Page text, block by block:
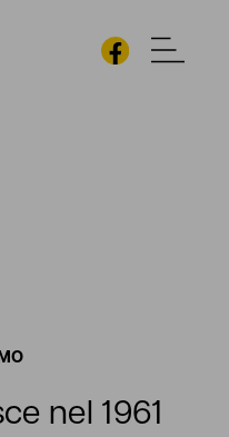
nel 1961